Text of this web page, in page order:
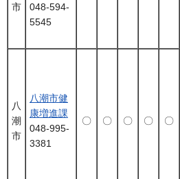
市
048-594-
5545
八
潮
市
八潮市健
康増進課
048-995-
3381
〇 〇 〇 〇 〇